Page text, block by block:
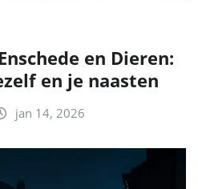
en Dieren:
en je naasten
jan 14, 2026